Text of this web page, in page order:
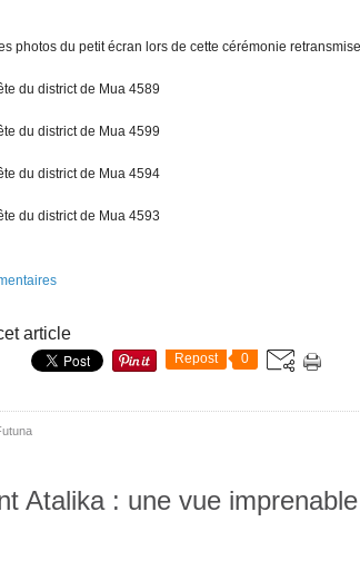
photos du petit écran lors de cette cérémonie
article
Repost 0
Atalika : une vue